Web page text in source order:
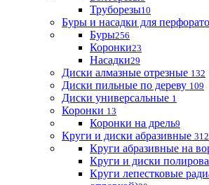
Труборезы10
Буры и насадки для
Буры256
Коронки23
Насадки29
Диски алмазные отрезные 132
Диски пильные по дереву 109
Диски универсальные 1
Коронки 13
Коронки на дрель9
Круги и диски абразивные 312
Круги абразивные на
Круги и диски
Круги лепестковые